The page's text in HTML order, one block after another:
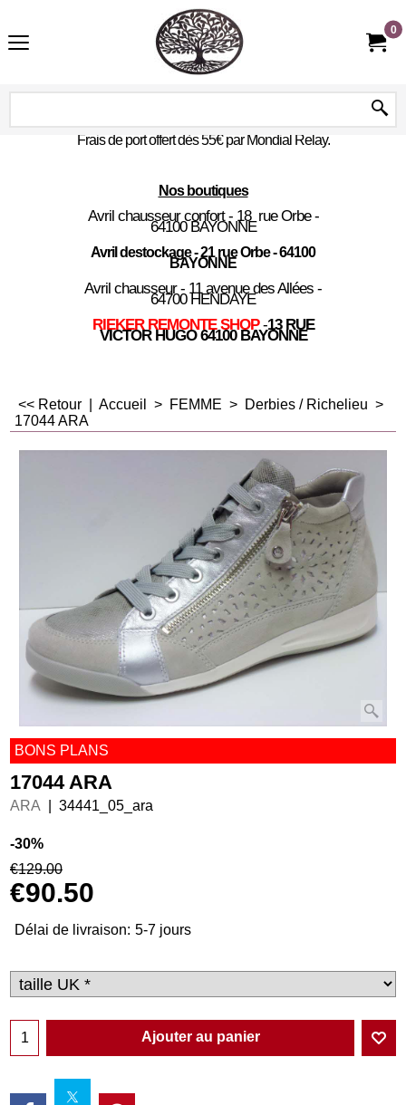
0
Frais de port offert dès 55€ par Mondial Relay.
Nos boutiques
Avril chausseur confort - 18 rue Orbe -
64100 BAYONNE
Avril destockage - 21 rue Orbe - 64100
BAYONNE
Avril chausseur - 11 avenue des Allées -
64700 HENDAYE
RIEKER REMONTE SHOP -13 RUE
VICTOR HUGO 64100 BAYONNE
<< Retour Accueil > FEMME > Derbies / Richelieu >
17044 ARA
BONS PLANS
17044 ARA
ARA 34441_05_ara
-30%
€129.00
€90.50
Délai de livraison: 5-7 jours
Ajouter au panier